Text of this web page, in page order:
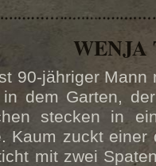
WENJA
90-jähriger
in dem Garten,
stecken in
Kaum zuckt
mit zwei